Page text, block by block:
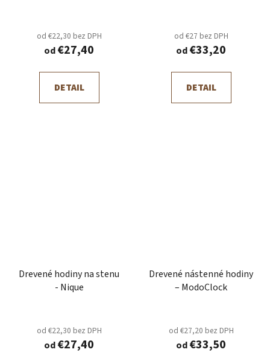
od €22,30 bez DPH
od€27,40
DETAIL
od €27 bez DPH
od€33,20
DETAIL
Drevené hodiny na stenu
- Nique
od €22,30 bez DPH
od€27,40
Drevené nástenné hodiny
– ModoClock
od €27,20 bez DPH
od€33,50